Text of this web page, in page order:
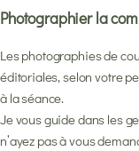
Photographier la
Les photographies de
éditoriales, selon votre
à la séance.
Je vous guide dans les
n’ayez pas à vous